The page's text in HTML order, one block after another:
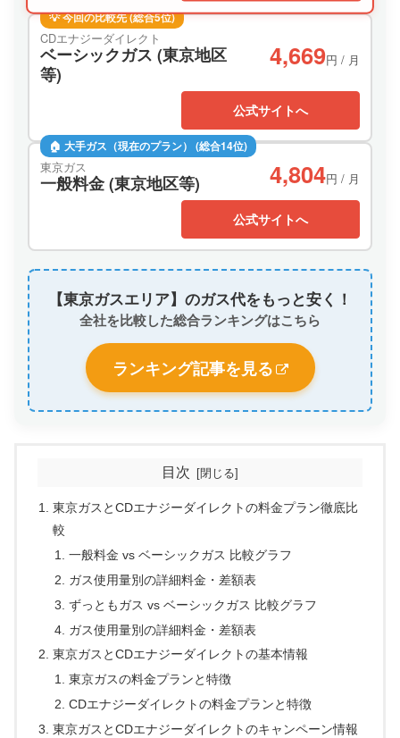
💡 今回の比較先 (総合5位)
CDエナジーダイレクト
ベーシックガス (東京地区
等)
4,669円 / 月
公式サイトへ
🏠 大手ガス（現在のプラン） (総合14位)
東京ガス
一般料金 (東京地区等) 4,804円 / 月
公式サイトへ
【東京ガスエリア】のガス代をもっと安く！
全社を比較した総合ランキングはこちら
ランキング記事を見る
目次
東京ガスとCDエナジーダイレクトの料金プラン徹底比
較
一般料金 vs ベーシックガス 比較グラフ
ガス使用量別の詳細料金・差額表
ずっともガス vs ベーシックガス 比較グラフ
ガス使用量別の詳細料金・差額表
東京ガスとCDエナジーダイレクトの基本情報
東京ガスの料金プランと特徴
CDエナジーダイレクトの料金プランと特徴
東京ガスとCDエナジーダイレクトのキャンペーン情報